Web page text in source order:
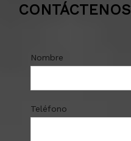
CONTÁCTENOS
Nombre
Teléfono